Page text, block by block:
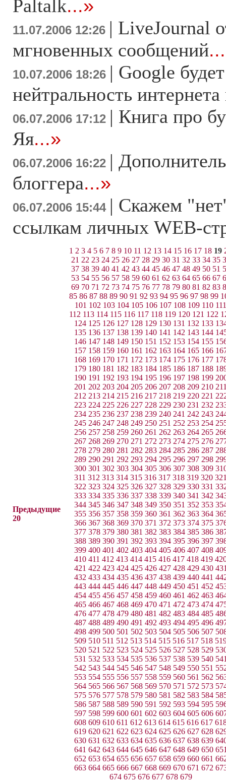
Paltalk...»
11.07.2006 12:26 | LiveJournal
мгновенных сообщений
10.07.2006 18:26 | Google
нейтральность интернета
06.07.2006 17:12 | Книга про
Яя...»
06.07.2006 16:22 |
блоггера...»
06.07.2006 15:44 | Скажем
ссылкам личных WEB-
Предыдущие
20
1 2 3 4 5 6 7 8 9 10 11 12 13 14 15 16 17 18 19
21 22 23 24 25 26 27 28 29 30 31 32 33 34 35
37 38 39 40 41 42 43 44 45 46 47 48 49 50 51
53 54 55 56 57 58 59 60 61 62 63 64 65 66 67
69 70 71 72 73 74 75 76 77 78 79 80 81 82 83
85 86 87 88 89 90 91 92 93 94 95 96 97 98 99
101 102 103 104 105 106 107 108 109 110 111
112 113 114 115 116 117 118 119 120 121 122
124 125 126 127 128 129 130 131 132 133
135 136 137 138 139 140 141 142 143 144
146 147 148 149 150 151 152 153 154 155
157 158 159 160 161 162 163 164 165 166
168 169 170 171 172 173 174 175 176 177
179 180 181 182 183 184 185 186 187 188
190 191 192 193 194 195 196 197 198 199
201 202 203 204 205 206 207 208 209 210
212 213 214 215 216 217 218 219 220 221
223 224 225 226 227 228 229 230 231 232
234 235 236 237 238 239 240 241 242 243
245 246 247 248 249 250 251 252 253 254
256 257 258 259 260 261 262 263 264 265
267 268 269 270 271 272 273 274 275 276
278 279 280 281 282 283 284 285 286 287
289 290 291 292 293 294 295 296 297 298
300 301 302 303 304 305 306 307 308 309
311 312 313 314 315 316 317 318 319 320
322 323 324 325 326 327 328 329 330 331
333 334 335 336 337 338 339 340 341 342
344 345 346 347 348 349 350 351 352 353
355 356 357 358 359 360 361 362 363 364
366 367 368 369 370 371 372 373 374 375
377 378 379 380 381 382 383 384 385 386
388 389 390 391 392 393 394 395 396 397
399 400 401 402 403 404 405 406 407 408
410 411 412 413 414 415 416 417 418 419
421 422 423 424 425 426 427 428 429 430
432 433 434 435 436 437 438 439 440 441
443 444 445 446 447 448 449 450 451 452
454 455 456 457 458 459 460 461 462 463
465 466 467 468 469 470 471 472 473 474
476 477 478 479 480 481 482 483 484 485
487 488 489 490 491 492 493 494 495 496
498 499 500 501 502 503 504 505 506 507
509 510 511 512 513 514 515 516 517 518
520 521 522 523 524 525 526 527 528 529
531 532 533 534 535 536 537 538 539 540
542 543 544 545 546 547 548 549 550 551
553 554 555 556 557 558 559 560 561 562
564 565 566 567 568 569 570 571 572 573
575 576 577 578 579 580 581 582 583 584
586 587 588 589 590 591 592 593 594 595
597 598 599 600 601 602 603 604 605 606
608 609 610 611 612 613 614 615 616 617
619 620 621 622 623 624 625 626 627 628
630 631 632 633 634 635 636 637 638 639
641 642 643 644 645 646 647 648 649 650
652 653 654 655 656 657 658 659 660 661
663 664 665 666 667 668 669 670 671 672
674 675 676 677 678 679